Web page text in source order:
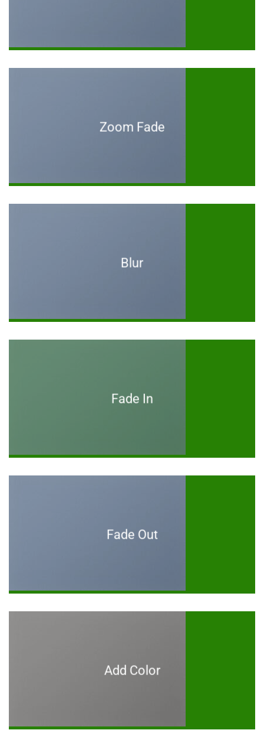
Zoom Fade
Blur
Fade In
Fade Out
Add Color